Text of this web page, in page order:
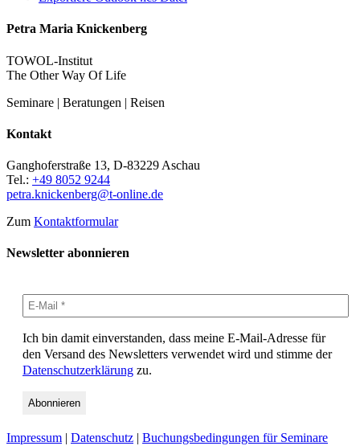
Petra Maria Knickenberg
TOWOL-Institut
The Other Way Of Life
Seminare | Beratungen | Reisen
Kontakt
Ganghoferstraße 13, D-83229 Aschau
Tel.: +49 8052 9244
petra.knickenberg@t-online.de
Zum Kontaktformular
Newsletter abonnieren
Ich bin damit einverstanden, dass meine E-Mail-Adresse für
den Versand des Newsletters verwendet wird und stimme der
Datenschutzerklärung zu.
Impressum | Datenschutz | Buchungsbedingungen für Seminare